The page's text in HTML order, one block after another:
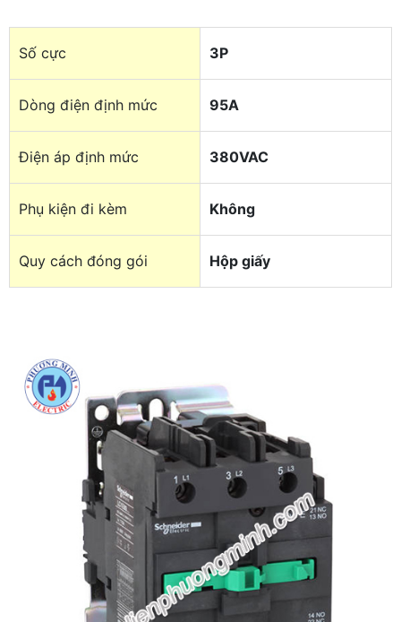
Số cực 3P
Dòng điện định mức 95A
Điện áp định mức 380VAC
Phụ kiện đi kèm Không
Quy cách đóng gói Hộp giấy